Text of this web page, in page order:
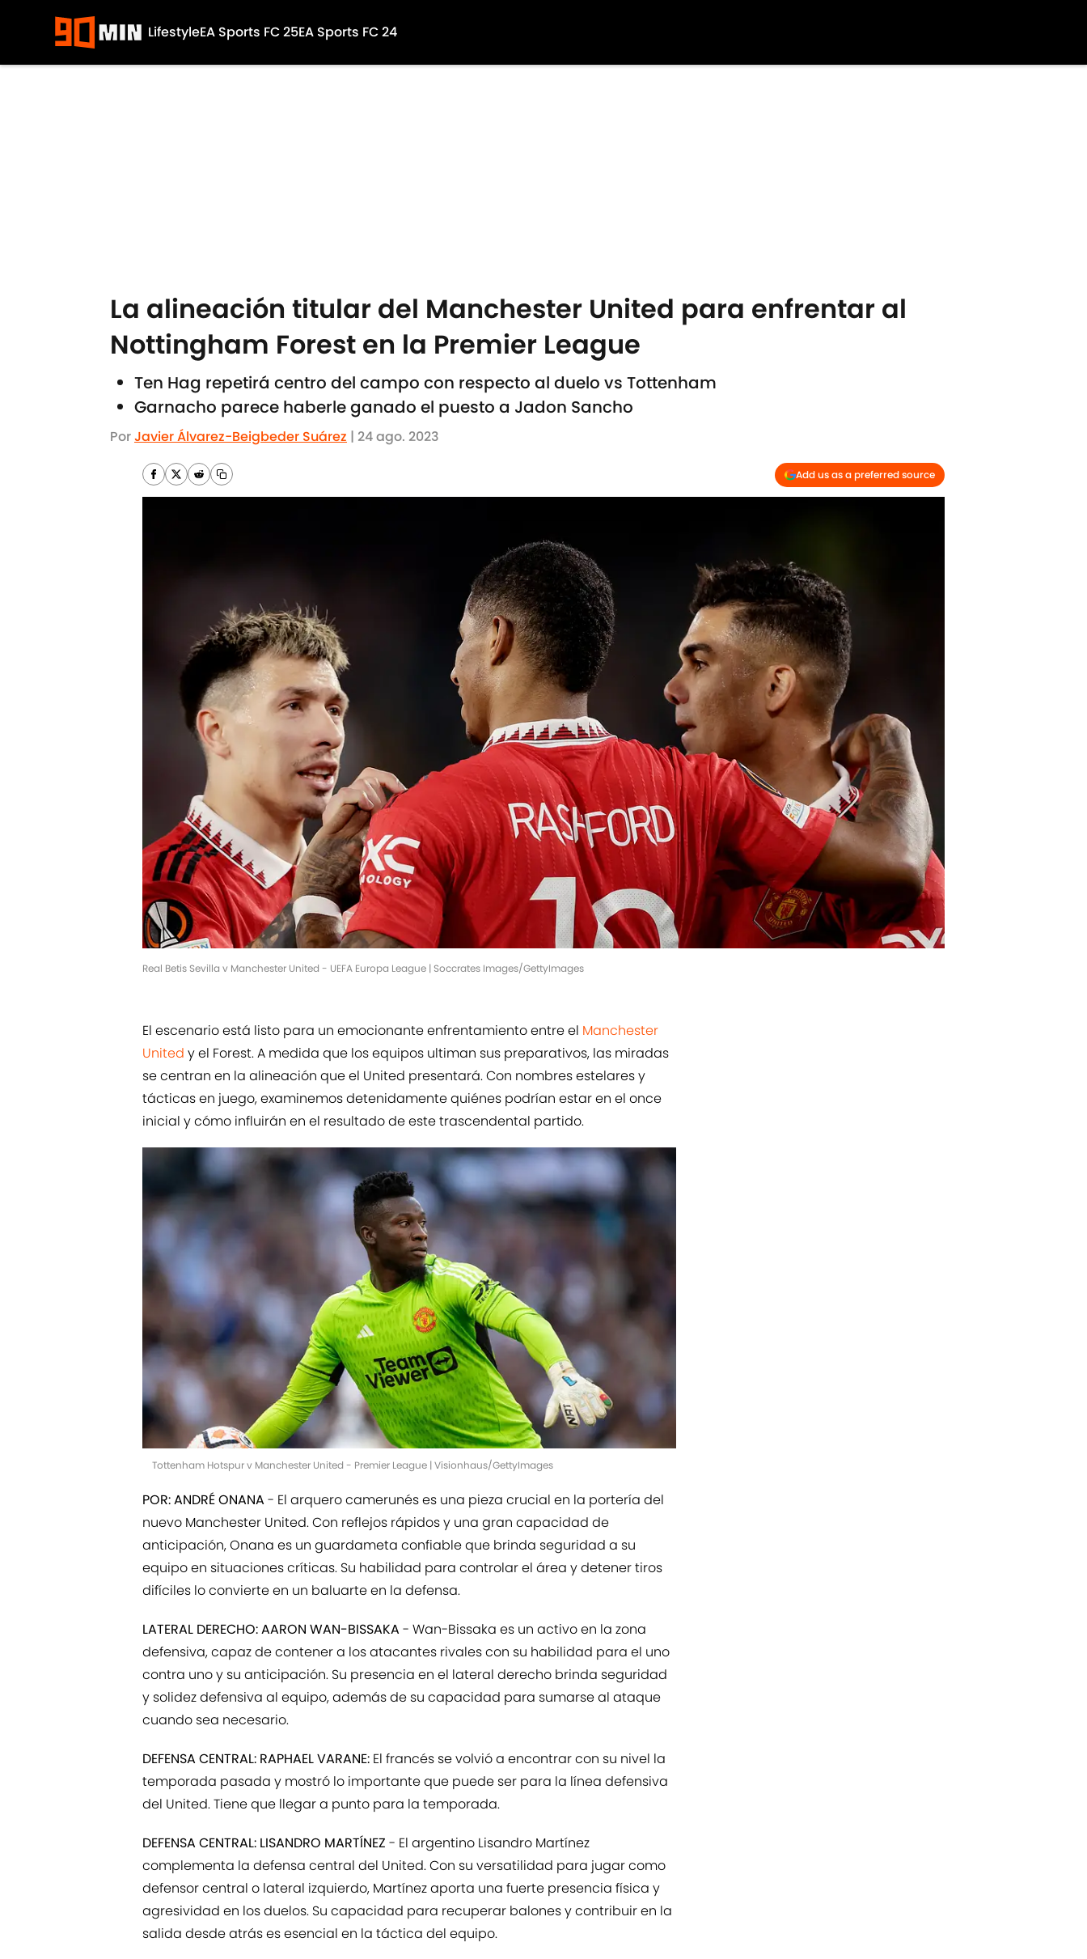
LifestyleEA Sports FC 25EA Sports FC 24
La alineación titular del Manchester United para enfrentar al
Nottingham Forest en la Premier League
Ten Hag repetirá centro del campo con respecto al duelo vs Tottenham
Garnacho parece haberle ganado el puesto a Jadon Sancho
PorJavier Álvarez-Beigbeder Suárez | 24 ago. 2023
Add us as a preferred source
Real Betis Sevilla v Manchester United - UEFA Europa League | Soccrates Images/GettyImages
El escenario está listo para un emocionante enfrentamiento entre el Manchester
United y el Forest. A medida que los equipos ultiman sus preparativos, las miradas
se centran en la alineación que el United presentará. Con nombres estelares y
tácticas en juego, examinemos detenidamente quiénes podrían estar en el once
inicial y cómo influirán en el resultado de este trascendental partido.
Tottenham Hotspur v Manchester United - Premier League | Visionhaus/GettyImages
POR: ANDRÉ ONANA - El arquero camerunés es una pieza crucial en la portería del
nuevo Manchester United. Con reflejos rápidos y una gran capacidad de
anticipación, Onana es un guardameta confiable que brinda seguridad a su
equipo en situaciones críticas. Su habilidad para controlar el área y detener tiros
difíciles lo convierte en un baluarte en la defensa.
LATERAL DERECHO: AARON WAN-BISSAKA - Wan-Bissaka es un activo en la zona
defensiva, capaz de contener a los atacantes rivales con su habilidad para el uno
contra uno y su anticipación. Su presencia en el lateral derecho brinda seguridad
y solidez defensiva al equipo, además de su capacidad para sumarse al ataque
cuando sea necesario.
DEFENSA CENTRAL: RAPHAEL VARANE: El francés se volvió a encontrar con su nivel la
temporada pasada y mostró lo importante que puede ser para la línea defensiva
del United. Tiene que llegar a punto para la temporada.
DEFENSA CENTRAL: LISANDRO MARTÍNEZ - El argentino Lisandro Martínez
complementa la defensa central del United. Con su versatilidad para jugar como
defensor central o lateral izquierdo, Martínez aporta una fuerte presencia física y
agresividad en los duelos. Su capacidad para recuperar balones y contribuir en la
salida desde atrás es esencial en la táctica del equipo.